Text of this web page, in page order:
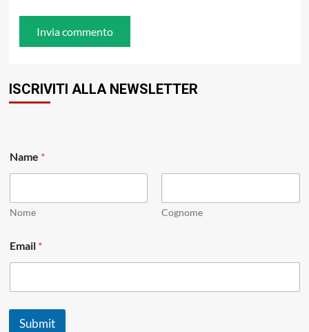
ISCRIVITI ALLA NEWSLETTER
E
m
i
l
Name *
Nome Cognome
Email *
Submit